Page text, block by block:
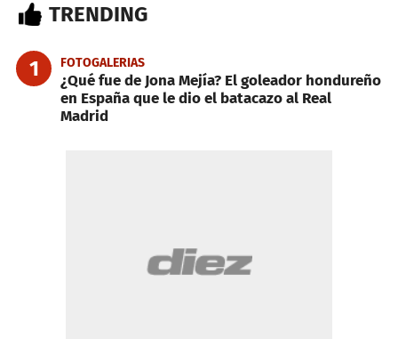
TRENDING
1 FOTOGALERIAS
¿Qué fue de Jona Mejía? El goleador hondureño
en España que le dio el batacazo al Real
Madrid